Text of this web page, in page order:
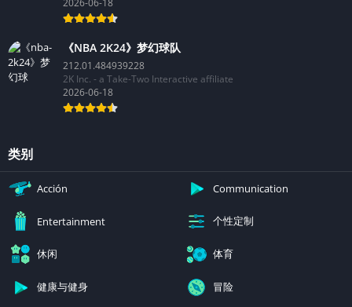
《NBA 2K24》梦幻球队
212.01.484939228
2K Inc. - a Take-Two Interactive affiliate
2026-06-18
类别
Acción Communication
Entertainment 个性定制
休闲 体育
健康与健身 冒险